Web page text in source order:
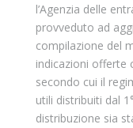
l’Agenzia delle
provveduto ad
compilazione del
indicazioni offerte
secondo cui il
utili distribuiti dal
distribuzione sia